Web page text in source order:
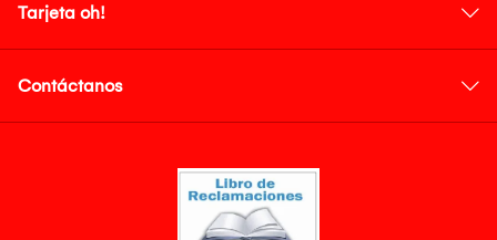
Tarjeta oh!
Contáctanos